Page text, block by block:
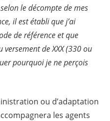
le décompte de mes
il est établi que j’ai
de référence et que
de XXX (330 ou
pourquoi je ne perçois
ou d’adaptation
les agents